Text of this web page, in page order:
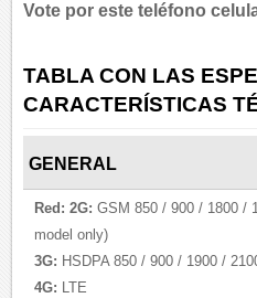
Vote por este teléfono
TABLA CON LAS
CARACTERÍSTICAS
GENERAL
Red: 2G: GSM 850 / 900 / 1800 /
model only)
3G: HSDPA 850 / 900 / 1900 /
4G: LTE